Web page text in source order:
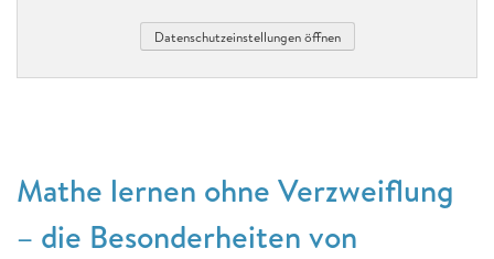
Datenschutzeinstellungen öffnen
Mathe lernen ohne Verzweiflung
– die Besonderheiten von